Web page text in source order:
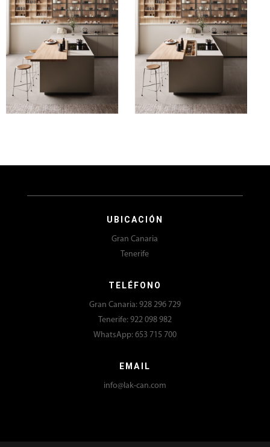
UBICACIÓN
Gran Canaria
Tenerife
TELÉFONO
Gran Canaria: 928 296 729
Tenerife: 922 098 982
WhatsApp: 653 715 700
EMAIL
info@lak-can.com